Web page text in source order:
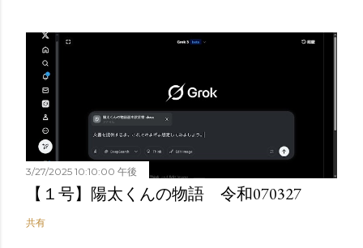
3/27/2025 10:10:00 午後
【１号】陽太くんの物語 令和070327
共有